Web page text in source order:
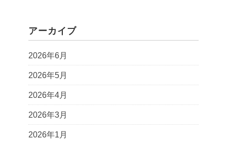
アーカイブ
2026年6月
2026年5月
2026年4月
2026年3月
2026年1月